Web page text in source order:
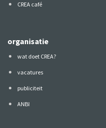
CREA café
organisatie
wat doet CREA?
vacatures
publiciteit
ANBI